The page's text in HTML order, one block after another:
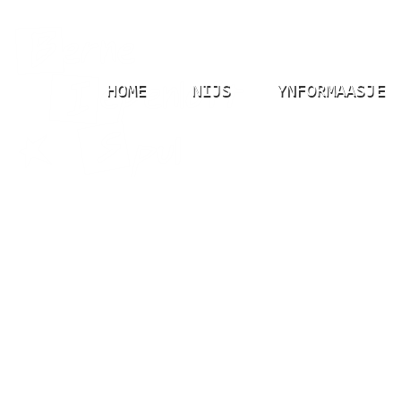
HOME NIJS YNFORMAASJE